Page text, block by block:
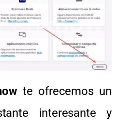
te ofrecemos un
interesante y